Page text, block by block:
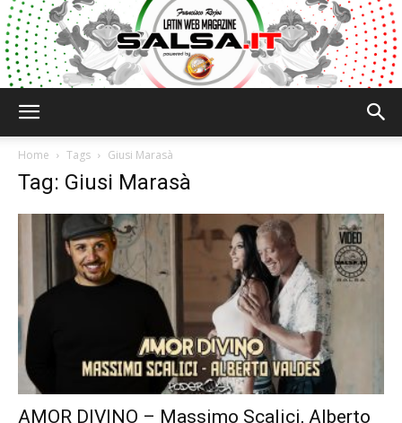
Home Tags Giusi Marasà
Tag: Giusi Marasà
AMOR DIVINO – Massimo Scalici, Alberto